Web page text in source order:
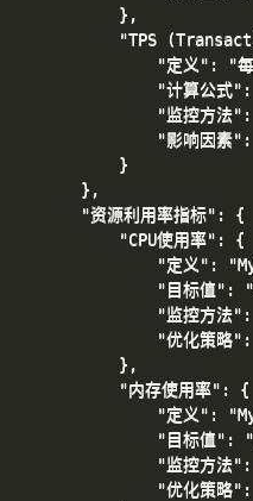
},
"TPS
"定义": "每
"计算公式
"监控方法
"影响因素":
}
},
"资源利用率指标": {
"CPU使用率": {
"定义":
"目标值":
"监控方法
"优化策略":
},
"内存使用率": {
"定义":
"目标值":
"监控方法
"优化策略":